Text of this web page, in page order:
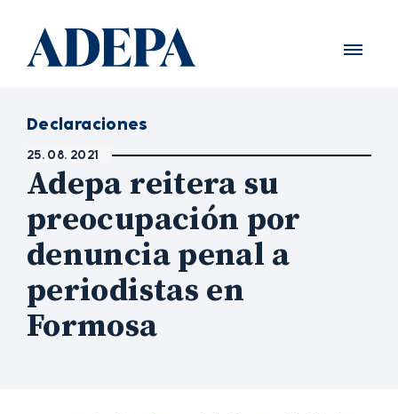
Declaraciones
25. 08. 2021
Adepa reitera su
preocupación por
denuncia penal a
periodistas en
Formosa